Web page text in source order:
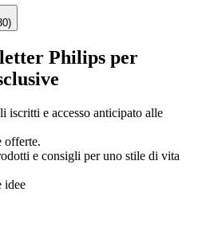
Philips per
iscritti e accesso anticipato alle
offerte.
e consigli per uno stile di vita
idee